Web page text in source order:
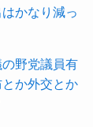
かなり減っ
野党議員有
か外交とか